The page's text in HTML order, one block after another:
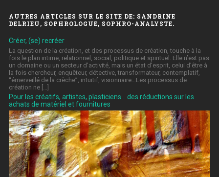
AUTRES ARTICLES SUR LE SITE DE: SANDRINE
DELRIEU, SOPHROLOGUE, SOPHRO-ANALYSTE.
Créer, (se) recréer
La question de la création, et des processus de création, touche à la
fois le plan intime, relationnel, social, politique et spirituel. Elle n’est pas
un domaine ou un secteur d’activité, mais un état d’esprit, celui d’être à
la fois chercheur, enquêteur, détective, transformateur, contemplatif,
“émerveillé de la crèche”, intuitif, visionnaire…Les processus de
création ne […]
Pour les créatifs, artistes, plasticiens… des réductions sur les
achats de matériel et fournitures